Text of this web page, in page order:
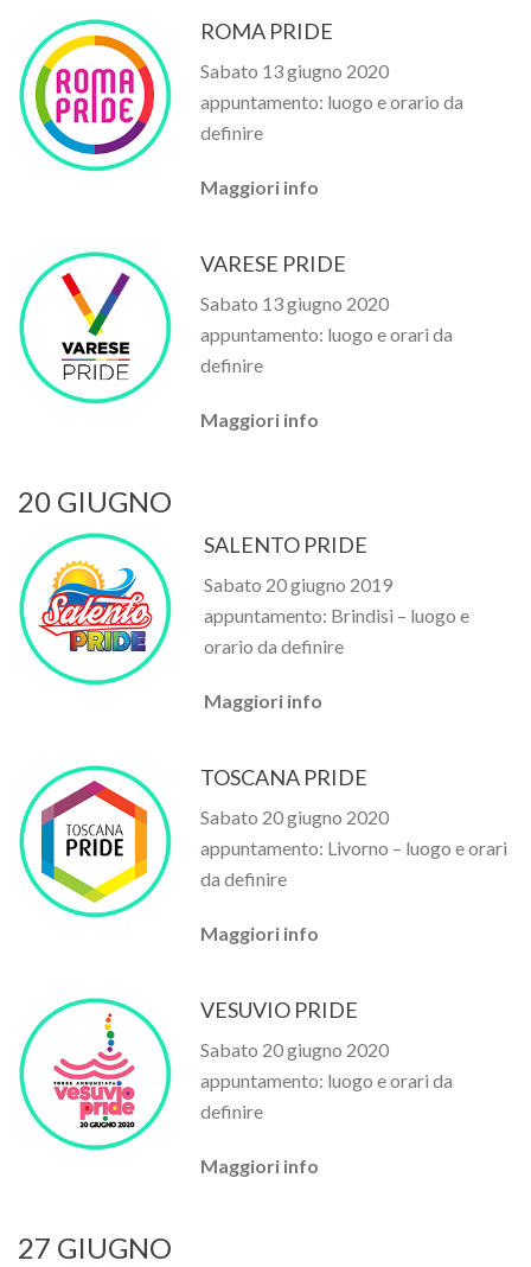
ROMA PRIDE
Sabato 13 giugno 2020
appuntamento: luogo e orario da
definire
Maggiori info
VARESE PRIDE
Sabato 13 giugno 2020
appuntamento: luogo e orari da
definire
Maggiori info
20 GIUGNO
SALENTO PRIDE
Sabato 20 giugno 2019
appuntamento: Brindisi – luogo e
orario da definire
Maggiori info
TOSCANA PRIDE
Sabato 20 giugno 2020
appuntamento: Livorno – luogo e orari
da definire
Maggiori info
VESUVIO PRIDE
Sabato 20 giugno 2020
appuntamento: luogo e orari da
definire
Maggiori info
27 GIUGNO